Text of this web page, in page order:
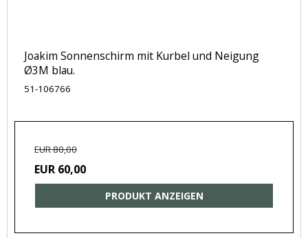
Joakim Sonnenschirm mit Kurbel und Neigung
Ø3M blau.
51-106766
EUR 80,00
EUR 60,00
PRODUKT ANZEIGEN